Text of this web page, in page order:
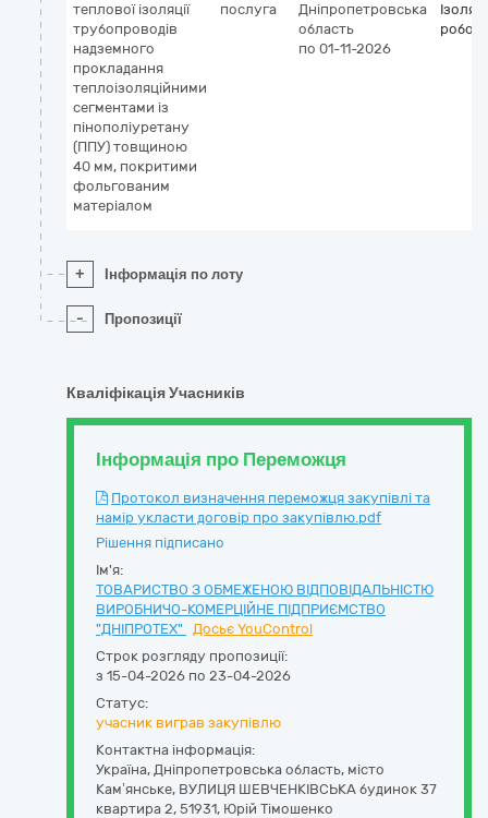
теплової ізоляції
трубопроводів
надземного
прокладання
теплоізоляційними
сегментами із
пінополіуретану
(ППУ) товщиною
40 мм, покритими
фольгованим
матеріалом
послуга
Дніпропетровська
область
по 01-11-2026
+ Інформація по лоту
- Пропозиції
Кваліфікація Учасників
Інформація про Переможця
Протокол визначення переможця закупівлі та
намір укласти договір про закупівлю.pdf
Рішення підписано
Ім'я:
ТОВАРИСТВО З ОБМЕЖЕНОЮ ВІДПОВІДАЛЬНІСТЮ
ВИРОБНИЧО-КОМЕРЦІЙНЕ ПІДПРИЄМСТВО
"ДНІПРОТЕХ"
Досьє YouControl
Строк розгляду пропозиції:
з 15-04-2026 по 23-04-2026
Статус:
учасник виграв закупівлю
Контактна інформація:
Україна, Дніпропетровська область, місто
Кам’янське, ВУЛИЦЯ ШЕВЧЕНКІВСЬКА будинок 37
квартира 2, 51931, Юрій Тімошенко